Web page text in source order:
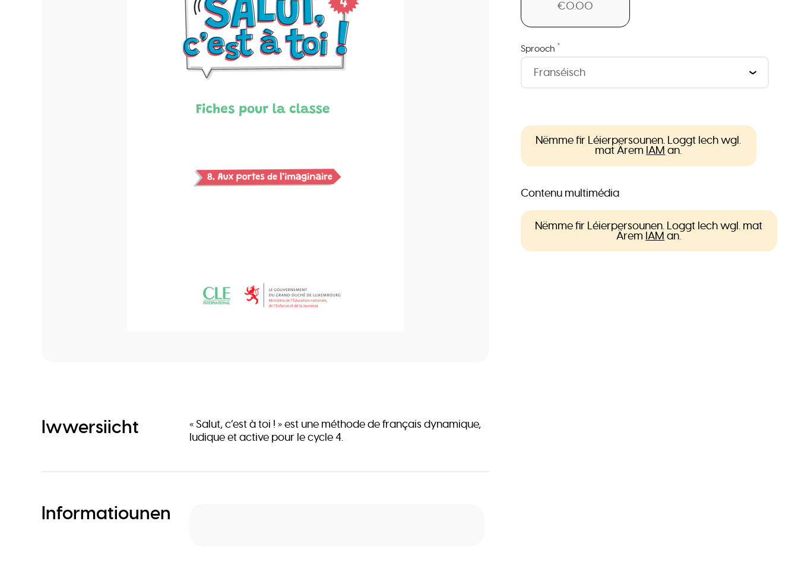
Iwwersiicht
« Salut, c’est à toi ! » est une méthode de français dynamique,
ludique et active pour le cycle 4.
Informatiounen
€0.00
Sprooch *
Nëmme fir Léierpersounen. Loggt Iech wgl.
mat Ärem IAM an.
Contenu multimédia
Nëmme fir Léierpersounen. Loggt Iech wgl. mat
Ärem IAM an.